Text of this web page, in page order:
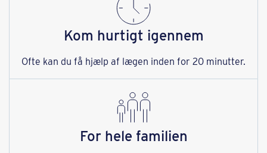
Kom hurtigt igennem
Ofte kan du få hjælp af lægen inden for 20 minutter.
For hele familien